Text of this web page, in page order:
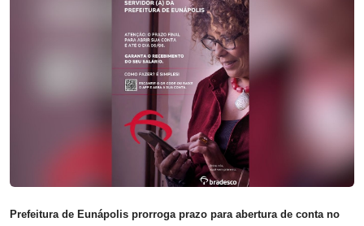
Prefeitura de Eunápolis prorroga prazo para abertura de conta no